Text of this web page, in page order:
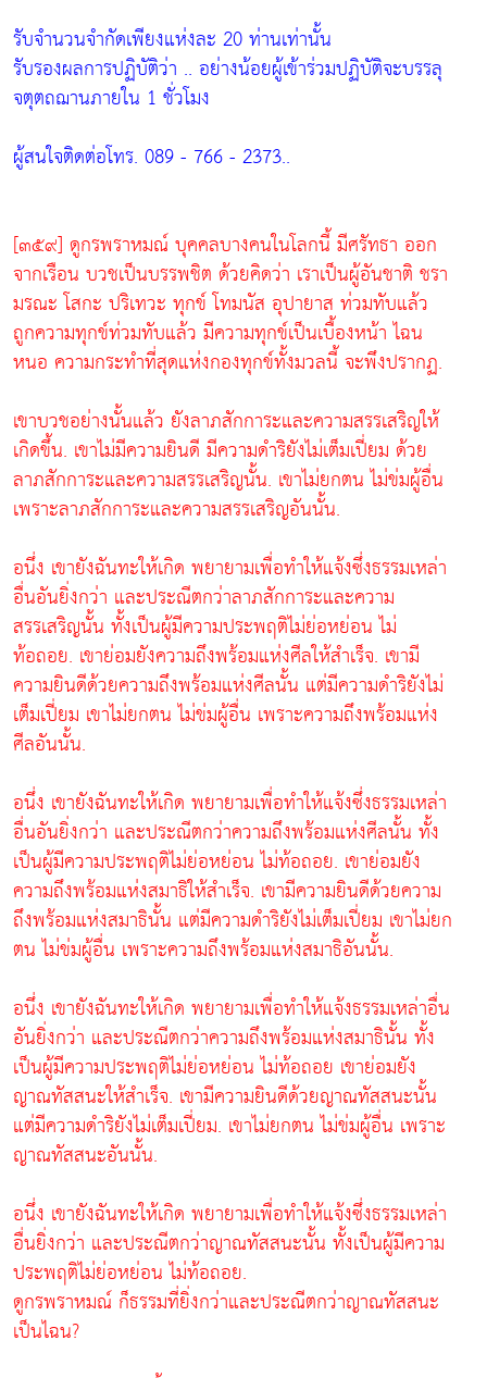
รับจำนวนจำกัดเพียงแห่งละ 20 ท่านเท่านั้น
รับรองผลการปฏิบัติว่า .. อย่างน้อยผู้เข้าร่วมปฏิบัติจะบรรลุ
จตุตถฌานภายใน 1 ชั่วโมง
ผู้สนใจติดต่อโทร. 089 - 766 - 2373..
[๓๕๙] ดูกรพราหมณ์ บุคคลบางคนในโลกนี้ มีศรัทธา ออก
จากเรือน บวชเป็นบรรพชิต ด้วยคิดว่า เราเป็นผู้อันชาติ ชรา
มรณะ โสกะ ปริเทวะ ทุกข์ โทมนัส อุปายาส ท่วมทับแล้ว
ถูกความทุกข์ท่วมทับแล้ว มีความทุกข์เป็นเบื้องหน้า ไฉน
หนอ ความกระทำที่สุดแห่งกองทุกข์ทั้งมวลนี้ จะพึงปรากฏ.
เขาบวชอย่างนั้นแล้ว ยังลาภสักการะและความสรรเสริญให้
เกิดขึ้น. เขาไม่มีความยินดี มีความดำริยังไม่เต็มเปี่ยม ด้วย
ลาภสักการะและความสรรเสริญนั้น. เขาไม่ยกตน ไม่ข่มผู้อื่น
เพราะลาภสักการะและความสรรเสริญอันนั้น.
อนึ่ง เขายังฉันทะให้เกิด พยายามเพื่อทำให้แจ้งซึ่งธรรมเหล่า
อื่นอันยิ่งกว่า และประณีตกว่าลาภสักการะและความ
สรรเสริญนั้น ทั้งเป็นผู้มีความประพฤติไม่ย่อหย่อน ไม่
ท้อถอย. เขาย่อมยังความถึงพร้อมแห่งศีลให้สำเร็จ. เขามี
ความยินดีด้วยความถึงพร้อมแห่งศีลนั้น แต่มีความดำริยังไม่
เต็มเปี่ยม เขาไม่ยกตน ไม่ข่มผู้อื่น เพราะความถึงพร้อมแห่ง
ศีลอันนั้น.
อนึ่ง เขายังฉันทะให้เกิด พยายามเพื่อทำให้แจ้งซึ่งธรรมเหล่า
อื่นอันยิ่งกว่า และประณีตกว่าความถึงพร้อมแห่งศีลนั้น ทั้ง
เป็นผู้มีความประพฤติไม่ย่อหย่อน ไม่ท้อถอย. เขาย่อมยัง
ความถึงพร้อมแห่งสมาธิให้สำเร็จ. เขามีความยินดีด้วยความ
ถึงพร้อมแห่งสมาธินั้น แต่มีความดำริยังไม่เต็มเปี่ยม เขาไม่ยก
ตน ไม่ข่มผู้อื่น เพราะความถึงพร้อมแห่งสมาธิอันนั้น.
อนึ่ง เขายังฉันทะให้เกิด พยายามเพื่อทำให้แจ้งธรรมเหล่าอื่น
อันยิ่งกว่า และประณีตกว่าความถึงพร้อมแห่งสมาธินั้น ทั้ง
เป็นผู้มีความประพฤติไม่ย่อหย่อน ไม่ท้อถอย เขาย่อมยัง
ญาณทัสสนะให้สำเร็จ. เขามีความยินดีด้วยญาณทัสสนะนั้น
แต่มีความดำริยังไม่เต็มเปี่ยม. เขาไม่ยกตน ไม่ข่มผู้อื่น เพราะ
ญาณทัสสนะอันนั้น.
อนึ่ง เขายังฉันทะให้เกิด พยายามเพื่อทำให้แจ้งซึ่งธรรมเหล่า
อื่นยิ่งกว่า และประณีตกว่าญาณทัสสนะนั้น ทั้งเป็นผู้มีความ
ประพฤติไม่ย่อหย่อน ไม่ท้อถอย.
ดูกรพราหมณ์ ก็ธรรมที่ยิ่งกว่าและประณีตกว่าญาณทัสสนะ
เป็นไฉน?